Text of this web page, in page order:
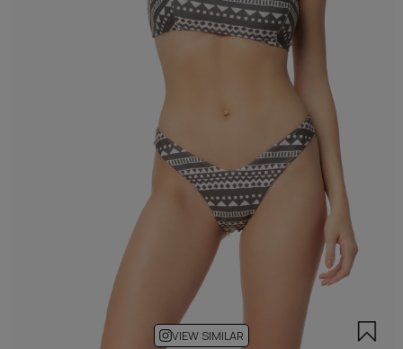
VIEW SIMILAR